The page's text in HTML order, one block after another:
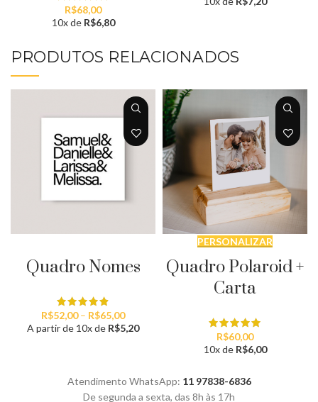
R$68,00
10x de R$6,80
PRODUTOS RELACIONADOS
Quadro Nomes
R$52,00 – R$65,00Faixa
de
R$65,00
A partir de 10x de R$5,20
PERSONALIZAR
Quadro Polaroid +
Carta
R$60,00
10x de R$6,00
Atendimento WhatsApp: 11 97838-6836
De segunda a sexta, das 8h às 17h